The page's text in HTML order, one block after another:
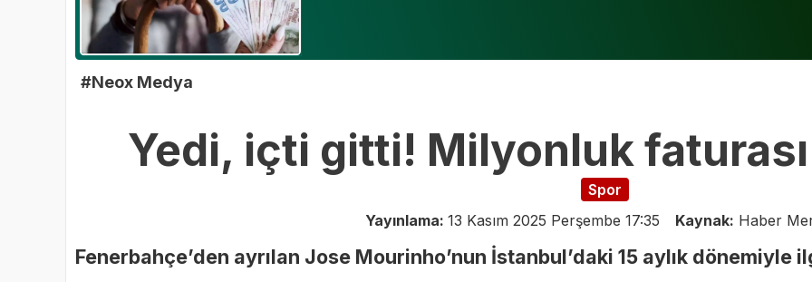
#Neox Medya
Yedi, içti gitti! Milyonluk faturası
Spor
Yayınlama: 13 Kasım 2025 Perşembe 17:35 Kaynak: Haber
Fenerbahçe’den ayrılan Jose Mourinho’nun İstanbul’daki 15 aylık dönemiyle